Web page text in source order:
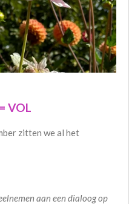
VOL
zitten we al het
aan een dialoog op